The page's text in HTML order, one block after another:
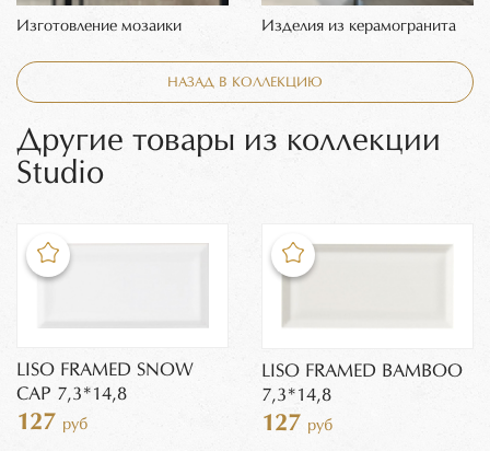
Изготовление мозаики Изделия из керамогранита
НАЗАД В КОЛЛЕКЦИЮ
Другие товары из коллекции
Studio
LISO FRAMED SNOW
CAP 7,3*14,8
127 руб
LISO FRAMED BAMBOO
7,3*14,8
127 руб